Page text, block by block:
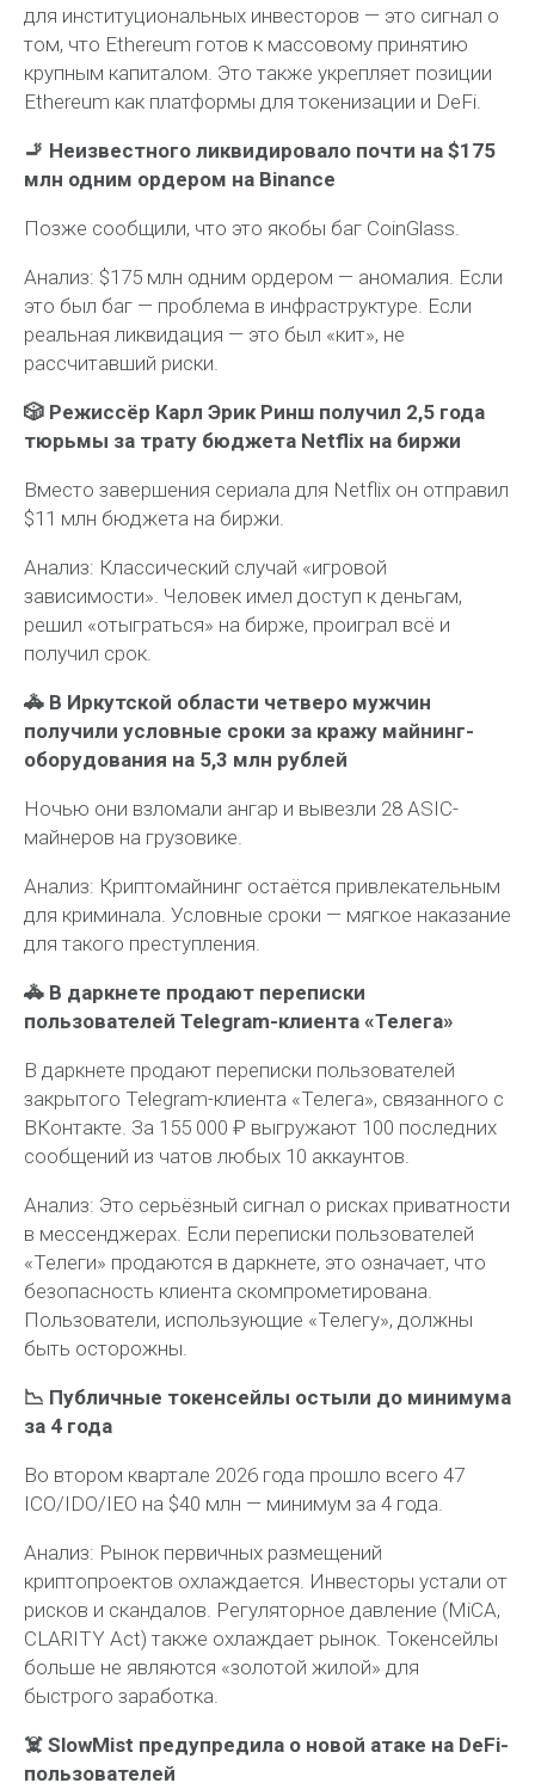
для институциональных инвесторов — это сигнал о
том, что Ethereum готов к массовому принятию
крупным капиталом. Это также укрепляет позиции
Ethereum как платформы для токенизации и DeFi.
🚬 Неизвестного ликвидировало почти на $175
млн одним ордером на Binance
Позже сообщили, что это якобы баг CoinGlass.
Анализ: $175 млн одним ордером — аномалия. Если
это был баг — проблема в инфраструктуре. Если
реальная ликвидация — это был «кит», не
рассчитавший риски.
🎲 Режиссёр Карл Эрик Ринш получил 2,5 года
тюрьмы за трату бюджета Netflix на биржи
Вместо завершения сериала для Netflix он отправил
$11 млн бюджета на биржи.
Анализ: Классический случай «игровой
зависимости». Человек имел доступ к деньгам,
решил «отыграться» на бирже, проиграл всё и
получил срок.
🚓 В Иркутской области четверо мужчин
получили условные сроки за кражу майнинг-
оборудования на 5,3 млн рублей
Ночью они взломали ангар и вывезли 28 ASIC-
майнеров на грузовике.
Анализ: Криптомайнинг остаётся привлекательным
для криминала. Условные сроки — мягкое наказание
для такого преступления.
🚓 В даркнете продают переписки
пользователей Telegram-клиента «Телега»
В даркнете продают переписки пользователей
закрытого Telegram-клиента «Телега», связанного с
ВКонтакте. За 155 000 ₽ выгружают 100 последних
сообщений из чатов любых 10 аккаунтов.
Анализ: Это серьёзный сигнал о рисках приватности
в мессенджерах. Если переписки пользователей
«Телеги» продаются в даркнете, это означает, что
безопасность клиента скомпрометирована.
Пользователи, использующие «Телегу», должны
быть осторожны.
📉 Публичные токенсейлы остыли до минимума
за 4 года
Во втором квартале 2026 года прошло всего 47
ICO/IDO/IEO на $40 млн — минимум за 4 года.
Анализ: Рынок первичных размещений
криптопроектов охлаждается. Инвесторы устали от
рисков и скандалов. Регуляторное давление (MiCA,
CLARITY Act) также охлаждает рынок. Токенсейлы
больше не являются «золотой жилой» для
быстрого заработка.
☠️ SlowMist предупредила о новой атаке на DeFi-
пользователей